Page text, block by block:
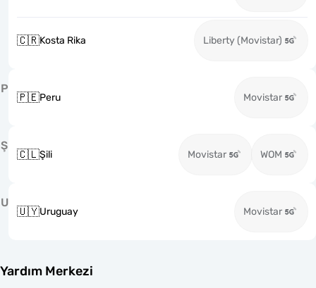
🇨🇷Kosta Rika Liberty (Movistar)
P
🇵🇪Peru Movistar
Ş
🇨🇱Şili Movistar WOM
U
🇺🇾Uruguay Movistar
Yardım Merkezi